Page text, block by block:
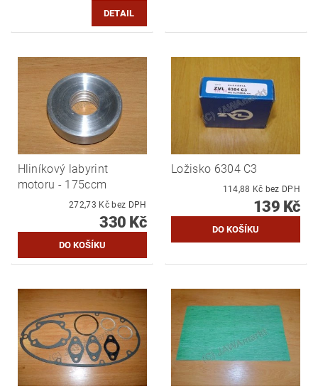
DETAIL
Hliníkový labyrint
motoru - 175ccm
272,73 Kč bez DPH
330 Kč
Ložisko 6304 C3
114,88 Kč bez DPH
139 Kč